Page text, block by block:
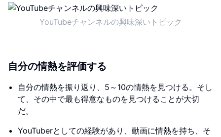
YouTubeチャンネルの興味深いトピック
自分の情熱を評価する
自分の情熱を振り返り、5～10の情熱を見つける。そし
て、その中で最も得意なものを見つけることが大切
だ。
YouTuberとしての経験があり、動画に情熱を持ち、そ